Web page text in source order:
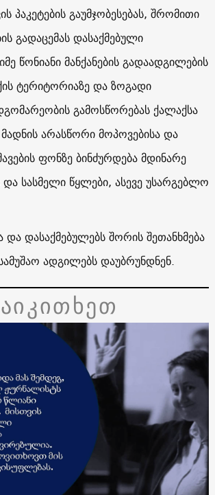
პაკეტების გაუმჯობესებას, შრომითი
გადაცემას დასაქმებული
წონიანი მანქანების გადაადგილების
ტერიტორიაზე და ზოგადი
გამოსწორებას ქალაქსა
არასწორი მოპოვებისა და
ფონზე ბინძურდება მდინარე
სასმელი წყლები, ასევე უსარგებლო
და დასაქმებულებს შორის შეთანხმება
ადგილებს დაუბრუნდნენ.